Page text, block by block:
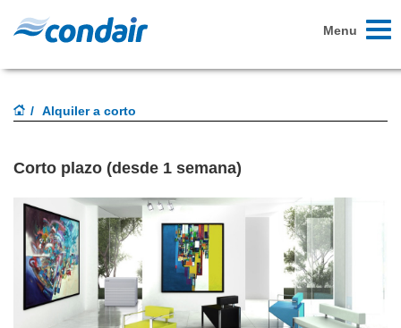
Menu
Alquiler a corto
Corto plazo (desde 1 semana)